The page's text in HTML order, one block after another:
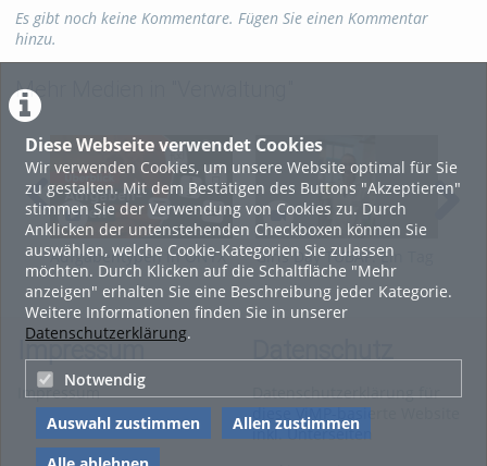
Diese Webseite verwendet Cookies
Wir verwenden Cookies, um unsere Website optimal für Sie
zu gestalten. Mit dem Bestätigen des Buttons "Akzeptieren"
stimmen Sie der Verwendung von Cookies zu. Durch
Anklicken der untenstehenden Checkboxen können Sie
auswählen, welche Cookie-Kategorien Sie zulassen
möchten. Durch Klicken auf die Schaltfläche "Mehr
anzeigen" erhalten Sie eine Beschreibung jeder Kategorie.
Weitere Informationen finden Sie in unserer
Datenschutzerklärung.
Notwendig
Auswahl zustimmen
Allen zustimmen
Es gibt noch keine Kommentare. Fügen Sie einen Kommentar
hinzu.
Mehr Medien in "Verwaltung"
Aufgabentypen in ONYX
Girls Day TUBAF: Ein Tag
als
Keramikwissenschaftlerin
Impressum
Impressum
Datenschutzerklärung für
diese ViMP-basierte Website
inkl. Unterseiten